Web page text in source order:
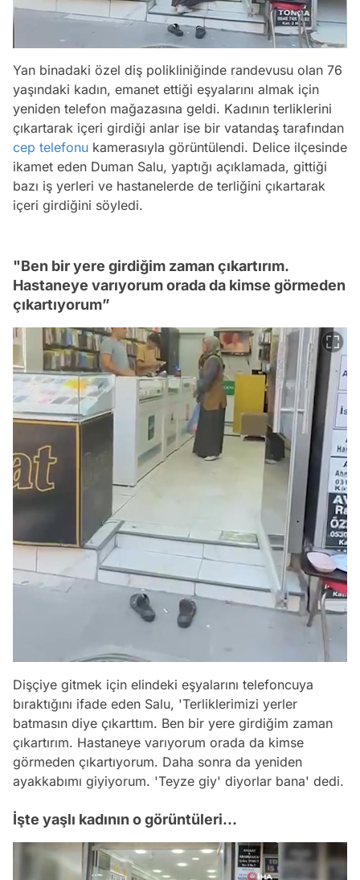
Yan binadaki özel diş polikliniğinde randevusu olan 76
yaşındaki kadın, emanet ettiği eşyalarını almak için
yeniden telefon mağazasına geldi. Kadının terliklerini
çıkartarak içeri girdiği anlar ise bir vatandaş tarafından
cep telefonu kamerasıyla görüntülendi. Delice ilçesinde
ikamet eden Duman Salu, yaptığı açıklamada, gittiği
bazı iş yerleri ve hastanelerde de terliğini çıkartarak
içeri girdiğini söyledi.
"Ben bir yere girdiğim zaman çıkartırım.
Hastaneye varıyorum orada da kimse görmeden
çıkartıyorum”
Dişçiye gitmek için elindeki eşyalarını telefoncuya
bıraktığını ifade eden Salu, 'Terliklerimizi yerler
batmasın diye çıkarttım. Ben bir yere girdiğim zaman
çıkartırım. Hastaneye varıyorum orada da kimse
görmeden çıkartıyorum. Daha sonra da yeniden
ayakkabımı giyiyorum. 'Teyze giy' diyorlar bana' dedi.
İşte yaşlı kadının o görüntüleri...